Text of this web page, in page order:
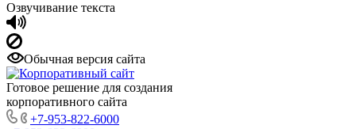
Озвучивание текста
Обычная версия сайта
Готовое решение для создания
корпоративного сайта
+7-953-822-6000